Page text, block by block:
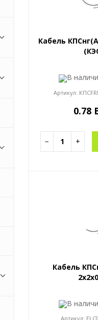
Кабель
В
Артикул:
0.78
− +
Кабель
В
Артикул: